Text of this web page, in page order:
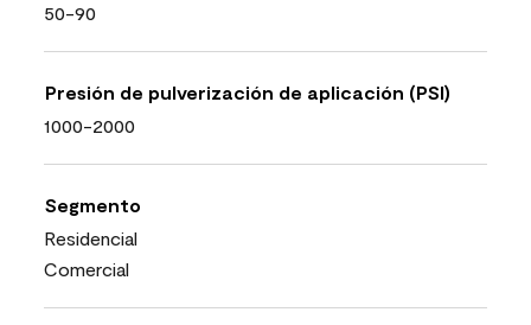
50-90
Presión de pulverización de aplicación (PSI)
1000-2000
Segmento
Residencial
Comercial